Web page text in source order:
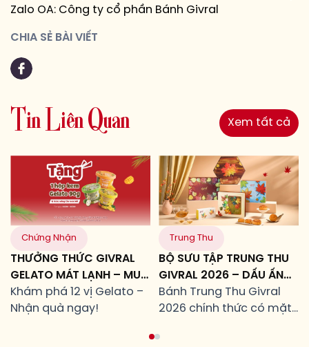
Zalo OA: Công ty cổ phần Bánh Givral
CHIA SẺ BÀI VIẾT
in Liên Quan Xem tất cả
Chứng Nhận
THƯỞNG THỨC GIVRAL
GELATO MÁT LẠNH – MUA
LÀ TẶNG!
Khám phá 12 vị Gelato –
Nhận quà ngay!
Trung Thu
BỘ SƯU TẬP TRUNG THU
GIVRAL 2026 – DẤU ẤN
CỦA NHỮNG MỐI TÂM
GIAO
Bánh Trung Thu Givral
2026 chính thức có mặt
toàn hệ thống cửa hàng